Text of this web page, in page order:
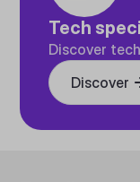
Tech
Discover
Discover